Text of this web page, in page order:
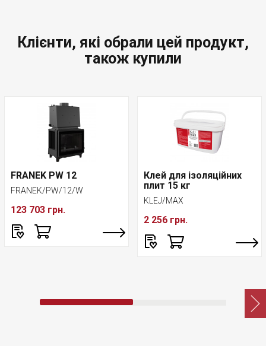
Клієнти, які обрали цей продукт,
також купили
FRANEK PW 12
FRANEK/PW/12/W
123 703 грн.
Клей для ізоляційних
плит 15 кг
KLEJ/MAX
2 256 грн.